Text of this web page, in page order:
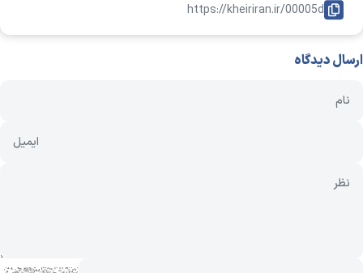
https://kheiriran.ir/00005d
ارسال دیدگاه